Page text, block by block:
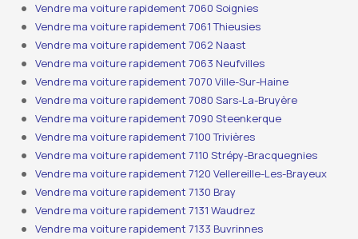
Vendre ma voiture rapidement 7060 Soignies
Vendre ma voiture rapidement 7061 Thieusies
Vendre ma voiture rapidement 7062 Naast
Vendre ma voiture rapidement 7063 Neufvilles
Vendre ma voiture rapidement 7070 Ville-Sur-Haine
Vendre ma voiture rapidement 7080 Sars-La-Bruyère
Vendre ma voiture rapidement 7090 Steenkerque
Vendre ma voiture rapidement 7100 Trivières
Vendre ma voiture rapidement 7110 Strépy-Bracquegnies
Vendre ma voiture rapidement 7120 Vellereille-Les-Brayeux
Vendre ma voiture rapidement 7130 Bray
Vendre ma voiture rapidement 7131 Waudrez
Vendre ma voiture rapidement 7133 Buvrinnes